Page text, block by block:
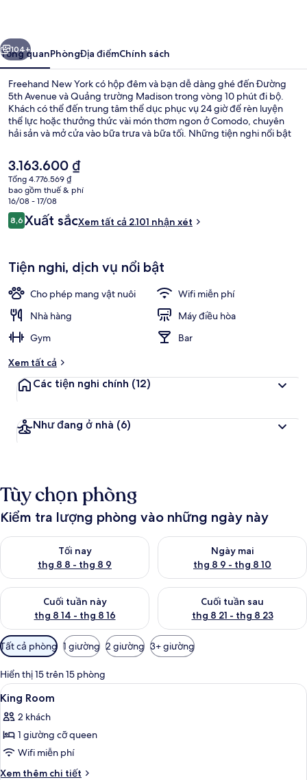
Tiếp
104+
Tổng quanPhòngĐịa điểmChính sách
Freehand New York có hộp đêm và bạn dễ dàng ghé đến Đường
5th Avenue và Quảng trường Madison trong vòng 10 phút đi bộ.
Khách có thể đến trung tâm thể dục phục vụ 24 giờ để rèn luyện
thể lực hoặc thưởng thức vài món thơm ngon ở Comodo, chuyên
hải sản và mở cửa vào bữa trưa và bữa tối. Những tiện nghi nổi bật
quán bar/khu lounge, tiệm/cửa hàng đồ ăn nhanh và sân hiên.
Khách du lịch thích khoảng cách thuận tiện giữa nơi lưu trú và trạm
giao thông công cộng, như cách Ga 23 St. (Park Av.) 3 phút và cách
Ga 28 St. (Park Av. S) 6 phút đi bộ.
Giá
hiện
tại
là
3.163.600 ₫
3.163.600 ₫
Tổng 4.776.569 ₫
bao gồm thuế & phí
16/08 - 17/08
Nhận
xét
8,68,6 trên 10,
Xuất sắcXem tất cả 2.101 nhận xét
Tiện nghi, dịch vụ nổi bật
Cho phép mang vật nuôi
Wifi miễn phí
Nhà hàng
Máy điều hòa
Gym
Bar
Xem tất cả
Các tiện nghi chính (12)
Như đang ở nhà (6)
Tùy chọn phòng
Kiểm tra lượng phòng vào những ngày này
Tối nay
thg 8 8 - thg 8 9
Kiểm tra lượng phòng tối nay từ thg 8 8 - thg 8 9
Ngày mai
thg 8 9 - thg 8 10
Kiểm tra lượng phòng ngày
Cuối tuần này
thg 8 14 - thg 8 16
Kiểm tra lượng phòng cuối tuần này từ thg 8 14 - thg 8 16
Cuối tuần sau
thg 8 21 - thg 8 23
Kiểm tra lượng phòng cuối
Bộ
lọc
có
thể
dùng
để
lọc
tìm
phòng
Tất cả phòng 1 giường 2 giường 3+ giường
Hiển thị 15 trên 15 phòng
Xem
tất
cả
ảnh
King
Room
Két bảo mật tại phòng, bàn, bàn ủi/
4
King Room
2 khách
1 giường cỡ queen
Wifi miễn phí
Xem thêm chi tiết
Chi